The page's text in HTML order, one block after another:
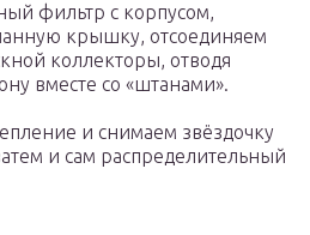
фильтр с корпусом,
крышку, отсоединяем
коллекторы, отводя
вместе со «штанами».
и снимаем звёздочку
и сам распределительный